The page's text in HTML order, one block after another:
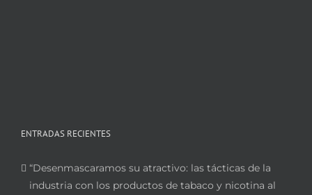
ENTRADAS RECIENTES
“Desenmascaramos su atractivo: las tácticas de la
industria con los productos de tabaco y nicotina al